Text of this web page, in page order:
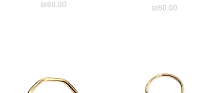
₪60.00 ₪60.00